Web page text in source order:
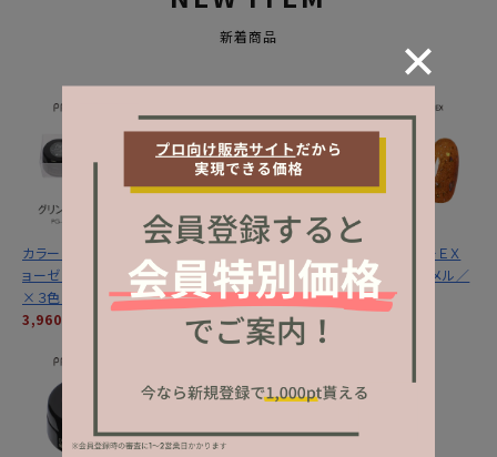
新着商品
カラーＥＸ／グリントジ
ョーゼットシリーズ３ｇ
×３色セット
3,960円
ミラージュシリーズ ３
ｇ×３色セット
3,960円 (税込)
プリジェル カラーＥＸ
／サンセットキャメル／
３ｇ